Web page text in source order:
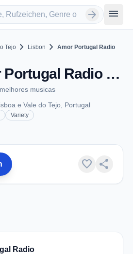
arrow_forward menu
Tejo chevron_right Lisbon chevron_right Amor Portugal Radio
Amor Portugal Radio - Lisbon
musicas
e Vale do Tejo, Portugal
Variety
favorite share
Radio